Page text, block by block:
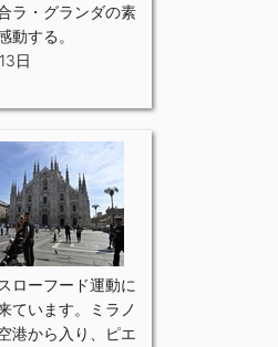
ラ・グランダの素
動する。
日
ローフード運動に
ています。ミラノ
港から入り、ピエ